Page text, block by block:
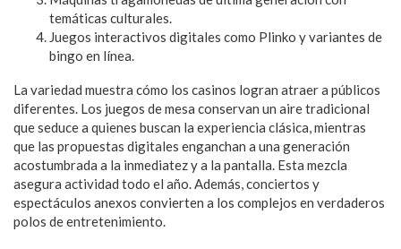
temáticas culturales.
Juegos interactivos digitales como Plinko y variantes de
bingo en línea.
La variedad muestra cómo los casinos logran atraer a públicos
diferentes. Los juegos de mesa conservan un aire tradicional
que seduce a quienes buscan la experiencia clásica, mientras
que las propuestas digitales enganchan a una generación
acostumbrada a la inmediatez y a la pantalla. Esta mezcla
asegura actividad todo el año. Además, conciertos y
espectáculos anexos convierten a los complejos en verdaderos
polos de entretenimiento.